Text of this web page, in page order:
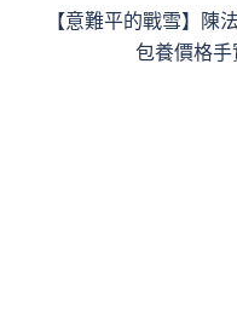
【意難平的戰雪】陳
包養價格手